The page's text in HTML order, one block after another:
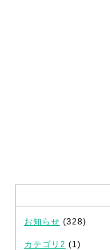
お知らせ (328)
カテゴリ2 (1)